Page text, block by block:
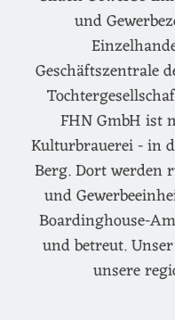
und
Geschäftszentrale
FHN GmbH ist
Kulturbrauerei - in
Berg. Dort werden
und
Boardinghouse-
und betreut.
unsere